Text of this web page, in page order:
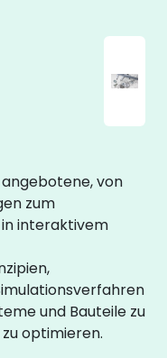
von
zum
interaktivem
und Bauteile zu
optimieren.